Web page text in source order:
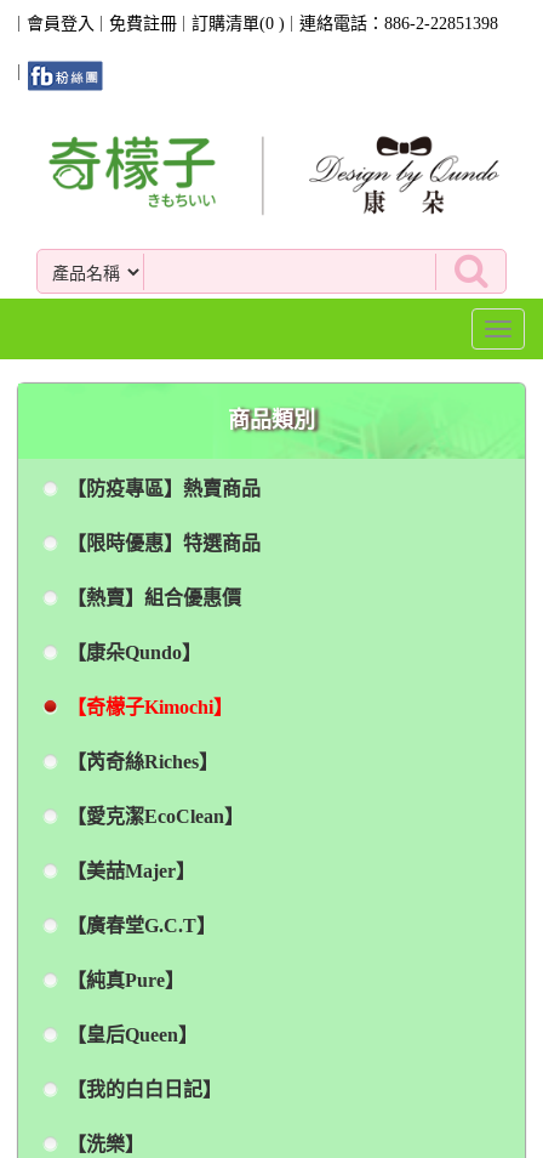
會員登入 免費註冊 訂購清單(0 ) 連絡電話：886-2-22851398
Toggle
商品類別
【防疫專區】熱賣商品
【限時優惠】特選商品
【熱賣】組合優惠價
【康朵Qundo】
【奇檬子Kimochi】
【芮奇絲Riches】
【愛克潔EcoClean】
【美喆Majer】
【廣春堂G.C.T】
【純真Pure】
【皇后Queen】
【我的白白日記】
【洗樂】